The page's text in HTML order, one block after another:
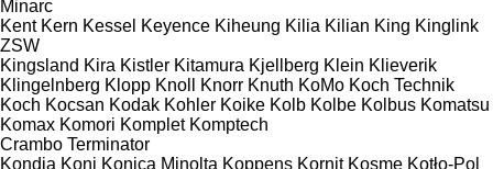
Minarc
Kent Kern Kessel Keyence Kiheung Kilia Kilian King Kinglink
ZSW
Kingsland Kira Kistler Kitamura Kjellberg Klein Klieverik
Klingelnberg Klopp Knoll Knorr Knuth KoMo Koch Technik
Koch Kocsan Kodak Kohler Koike Kolb Kolbe Kolbus Komatsu
Komax Komori Komplet Komptech
Crambo Terminator
Kondia Koni Konica Minolta Koppens Kornit Kosme Kotło-Pol